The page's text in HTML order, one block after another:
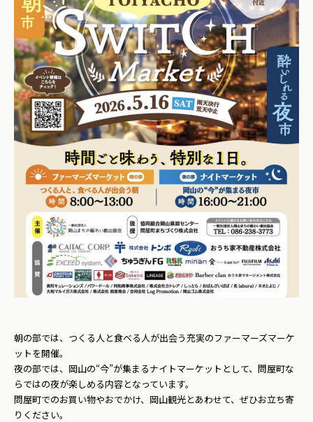
朝の部では、つくる人と食べる人が出会う充実のファーマーズマーケ
ットを開催。
夜の部では、岡山の“今”が集まるナイトマーケットとして、問屋町な
らではの夜が楽しめる内容となっています。
問屋町でのお買い物やおでかけ、岡山観光とあわせて、ぜひお立ち寄
りください。